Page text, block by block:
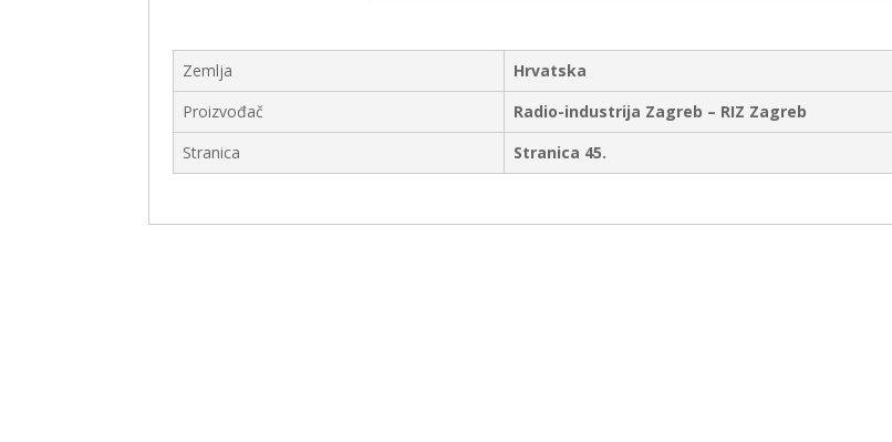
Zemlja
Hrvatska
Proizvođač
Radio-industrija Zagreb – RIZ Zagreb
Stranica
Stranica 45.